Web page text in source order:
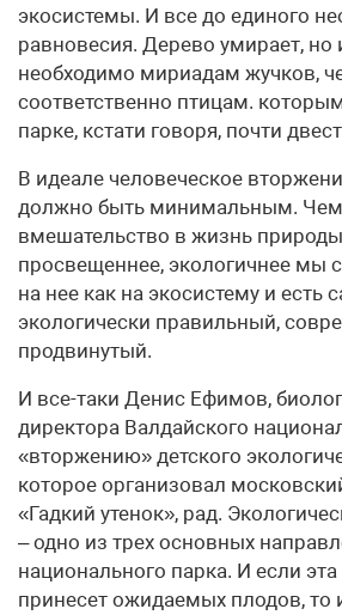
экосистемы. И все до единого
равновесия. Дерево умирает, но
необходимо мириадам жучков,
соответственно птицам.
парке, кстати говоря, почти
В идеале человеческое
должно быть минимальным.
вмешательство в жизнь
просвещеннее, экологичнее мы
на нее как на экосистему и есть
экологически правильный,
продвинутый.
И все-таки Денис Ефимов,
директора Валдайского
«вторжению» детского
которое организовал
«Гадкий утенок», рад.
– одно из трех основных
национального парка. И если эта
принесет ожидаемых плодов, то